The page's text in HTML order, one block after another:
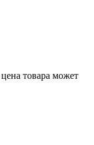
товара может